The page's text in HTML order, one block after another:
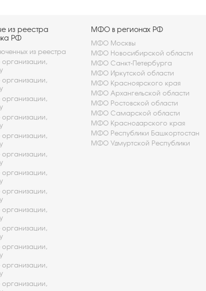
из реестра
РФ
из реестра
МФО в регионах РФ
МФО Москвы
МФО Новосибирской области
МФО Санкт-Петербурга
МФО Иркутской области
МФО Красноярского края
МФО Архангельской области
МФО Ростовской области
МФО Самарской области
МФО Краснодарского края
МФО Республики Башкортостан
МФО Удмуртской Республики